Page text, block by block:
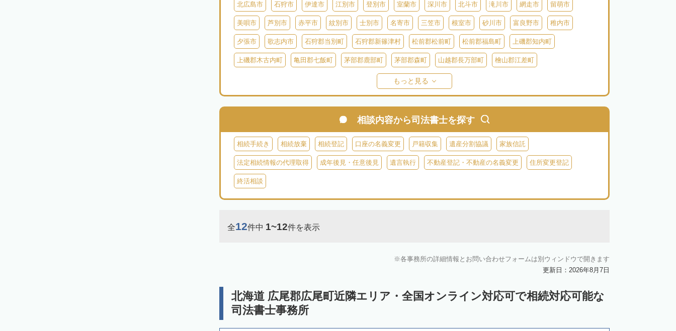
北広島市 石狩市 伊達市 江別市 登別市 室蘭市 深川市 北斗市 滝川市 網走市 留萌市
美唄市 芦別市 赤平市 紋別市 士別市 名寄市 三笠市 根室市 砂川市 富良野市 稚内市
夕張市 歌志内市 石狩郡当別町 石狩郡新篠津村 松前郡松前町 松前郡福島町 上磯郡知内町
上磯郡木古内町 亀田郡七飯町 茅部郡鹿部町 茅部郡森町 山越郡長万部町 檜山郡江差町
奥尻郡奥尻町
島牧郡島牧村 寿都郡寿都町 寿都郡黒松内町 磯谷郡蘭越町 虻田郡ニセコ町 虻田郡倶知安町
虻田郡喜茂別町 虻田郡京極町 虻田郡豊浦町
岩内郡共和町 岩内郡岩内町 二海郡八雲町 古宇郡泊村 古宇郡神恵内村 古平郡古平町 積丹郡積丹町
余市郡仁木町 余市郡余市町 余市郡赤井川村 空知郡南幌町 空知郡奈井江町 空知郡上砂川町
空知郡上富良野町 空知郡中富良野町 空知郡南富良野町 夕張郡由仁町 夕張郡長沼町 夕張郡栗山町
樺戸郡月形町
上川郡東神楽町 上川郡鷹栖町
中川郡幕別町 中川郡池田町 中川郡豊頃町
天塩郡遠別町 天塩郡天塩町 天塩郡豊富町 天塩郡幌延町 宗谷郡猿払村 枝幸郡浜頓別町
もっと見る
相談内容から司法書士を探す
相続手続き 相続放棄 相続登記 口座の名義変更 戸籍収集 遺産分割協議 家族信託
法定相続情報の代理取得 成年後見・任意後見 遺言執行 不動産登記・不動産の名義変更 住所変更登記
終活相談
全12件中 1~12件を表示
各事務所の詳細情報とお問い合わせフォームは別ウィンドウで開きます
更新日：2026年8月7日
北海道 広尾郡広尾町近隣エリア・全国オンライン対応可で相続対応可能な
司法書士事務所